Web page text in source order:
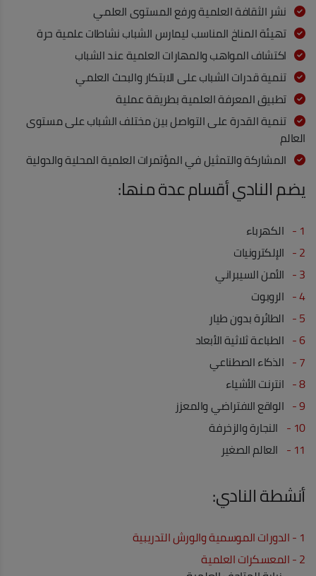
نشر الثقافة العلمية ورفع المستوى العلمي
تهيئة المناخ المناسب ليمارس الشباب نشاطات علمية حرة
اكتشاف المواهب والمهارات العلمية عند الشباب
تنمية قدرات الشباب على الابتكار والبحث العلمي
تطبيق المعرفة العلمية بطريقة عملية
تنمية القدرة على التواصل بين مختلف الشباب على مستوى
العالم
المشاركة والتمثيل في المؤتمرات العلمية المحلية والدولية
يضم النادي أقسام عدة منها:
1 -
الكهرباء
2 -
الإلكترونيات
3 -
الأمن السيبراني
4 -
الروبوت
5 -
الطائرة بدون طيار
6 -
الطباعة ثلاثية الأبعاد
7 -
الذكاء الصطناعي
8 -
انترنت الأشياء
9 -
الواقع الافتراضي والمعزز
10 -
النجارة والزخرفة
11 -
العالم الصغير
أنشطة النادي:
1 - الدورات الموسمية والورش التدريبية
2 - المعسكرات العلمية